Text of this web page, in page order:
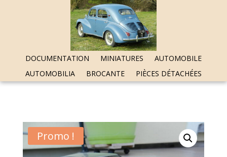
DOCUMENTATION MINIATURES
AUTOMOBILE
AUTOMOBILIA
BROCANTE PIÈCES DÉTACHÉES
Promo !